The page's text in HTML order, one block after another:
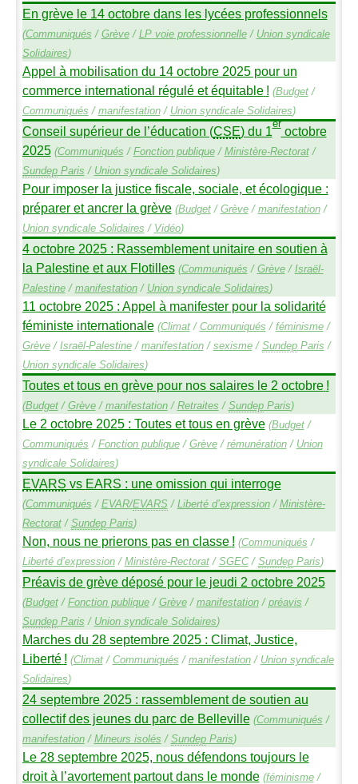
En grève le 14 octobre dans les lycées professionnels
(Communiqués / Grève/ LPvoie professionnelle/ Union syndicale
Solidaires)
Appel à mobilisation du 14 octobre 2025 pour un
commerce international régulé et équitable ! (Budget/
Communiqués / manifestation/ Union syndicale Solidaires)
Conseil supérieur de l’éducation (CSE) du 1eroctobre
2025 (Communiqués / Fonction publique/ Ministère-Rectorat/
SundepParis / Union syndicale Solidaires)
Pour imposer la justice fiscale, sociale, et écologique :
préparer et ancrer la grève (Budget/ Grève/ manifestation/
Union syndicale Solidaires / Vidéo)
4 octobre 2025 : Rassemblement unitaire en soutien à
la Palestine et aux Flotilles (Communiqués / Grève/ Israël-
Palestine/ manifestation/ Union syndicale Solidaires)
11 octobre 2025 : Appel à manifester pour la solidarité
féministe internationale (Climat/ Communiqués / féminisme/
Grève/ Israël-Palestine/ manifestation/ sexisme/ SundepParis /
Union syndicale Solidaires)
Toutes et tous en grève pour nos salaires le 2 octobre !
(Budget/ Grève/ manifestation/ Retraites / SundepParis)
Le 2 octobre 2025 : Toutes et tous en grève (Budget/
Communiqués / Fonction publique/ Grève/ rémunération/ Union
syndicale Solidaires)
EVARS vs EARS : une omission qui interroge
(Communiqués / EVAR/EVARS/ Liberté d’expression/ Ministère-
Rectorat/ SundepParis)
Non, nous ne prierons pas en classe ! (Communiqués /
Liberté d’expression/ Ministère-Rectorat/ SGEC/ SundepParis)
Préavis de grève déposé pour le jeudi 2 octobre 2025
(Budget/ Fonction publique/ Grève/ manifestation/ préavis /
SundepParis / Union syndicale Solidaires)
Marches du 28 septembre 2025 : Climat, Justice,
Liberté ! (Climat/ Communiqués / manifestation/ Union syndicale
Solidaires)
24 septembre 2025 : rassemblement de soutien au
collectif des jeunes du parc de Belleville (Communiqués /
manifestation/ Mineurs isolés / SundepParis)
Le 28 septembre 2025, nous défendons toujours le
droit à l’avortement partout dans le monde (féminisme/